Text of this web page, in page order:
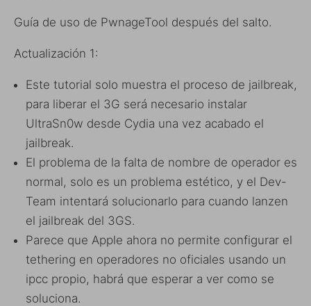
Guía de uso de PwnageTool después del salto.
Actualización 1:
Este tutorial solo muestra el proceso de jailbreak,
para liberar el 3G será necesario instalar
UltraSn0w desde Cydia una vez acabado el
jailbreak.
El problema de la falta de nombre de operador es
normal, solo es un problema estético, y el Dev-
Team intentará solucionarlo para cuando lanzen
el jailbreak del 3GS.
Parece que Apple ahora no permite configurar el
tethering en operadores no oficiales usando un
ipcc propio, habrá que esperar a ver como se
soluciona.